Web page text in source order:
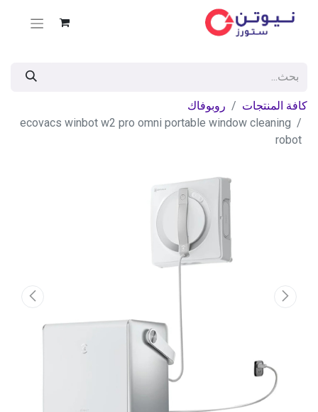
كافة المنتجات
روبوفاك
ecovacs winbot w2 pro omni portable window cleaning
robot